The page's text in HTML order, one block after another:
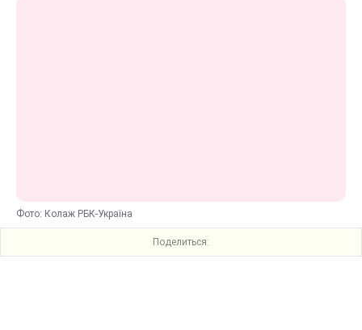
Фото: Колаж РБК-Україна
Поделиться: